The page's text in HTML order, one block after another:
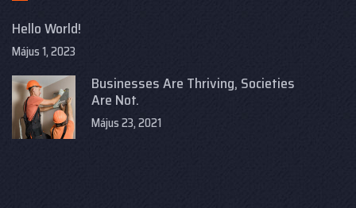
Hello World!
Május 1, 2023
Businesses Are Thriving, Societies
Are Not.
Május 23, 2021